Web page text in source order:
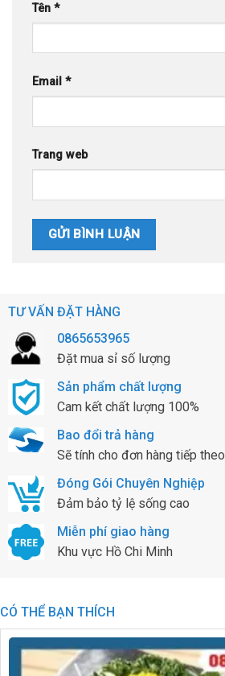
TƯ VẤN ĐẶT HÀNG
0865653965
Đặt mua sỉ số lượng
Sản phẩm chất lượng
Cam kết chất lượng 100%
Bao đổi trả hàng
Sẽ tính cho đơn hàng tiếp theo
Đóng Gói Chuyên Nghiệp
Đảm bảo tỷ lệ sống cao
Miễn phí giao hàng
Khu vực Hồ Chi Minh
CÓ THỂ BẠN THÍCH
Tên *
Email *
Trang web